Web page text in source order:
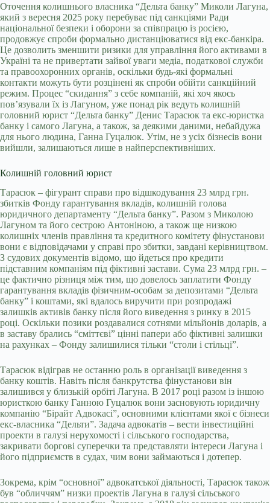
Оточення колишнього власника “Дельта банку” Миколи Лагуна,
який з вересня 2025 року перебуває під санкціями Ради
національної безпеки і оборони за співпрацю із росією,
продовжує спроби формально дистанціюватися від екс-банкіра.
Це дозволить зменшити ризики для управління його активами в
Україні та не привертати зайвої уваги медіа, податкової служби
та правоохоронних органів, оскільки будь-які формальні
контакти можуть бути розцінені як спроби обійти санкційний
режим. Процес “скидання” з себе компаній, які хоч якось
повʼязували їх із Лагуном, уже понад рік ведуть колишній
головний юрист “Дельта банку” Денис Тарасюк та екс-юристка
банку і самого Лагуна, а також, за деякими даними, небайдужа
для нього людина, Ганна Гуцалюк. Утім, не з усіх бізнесів вони
вийшли, залишаються лише в найперспективніших.
Колишній головний юрист
Тарасюк – фігурант справи про відшкодування 23 млрд грн.
збитків Фонду гарантування вкладів, колишній голова
юридичного департаменту “Дельта банку”. Разом з Миколою
Лагуном та його сестрою Антоніною, а також ще низкою
колишніх членів правління та кредитного комітету фінустанови
вони є відповідачами у справі про збитки, завдані керівництвом.
З судових документів відомо, що йдеться про кредити
підставним компаніям під фіктивні застави. Сума 23 млрд грн. –
це фактично різниця між тим, що довелось заплатити Фонду
гарантування вкладів фізичним-особам за депозитами “Дельта
банку” і коштами, які вдалось виручити при розпродажі
залишків активів банку після його виведення з ринку в 2015
році. Оскільки позики роздавалися сотнями мільйонів доларів, а
в заставу брались “сміттєві” цінні папери або фіктивні залишки
на рахунках – Фонду залишилися тільки “столи і стільці”.
Тарасюк відіграв не останню роль в організації виведення з
банку коштів. Навіть після банкрутства фінустанови він
залишився у близькій орбіті Лагуна. В 2017 році разом із іншою
юристкою банку Ганною Гуцалюк вони засновують юридичну
компанію “Бірайт Адвокасі”, основними клієнтами якої є бізнеси
екс-власника “Дельти”. Задача адвокатів – вести інвестиційні
проекти в галузі нерухомості і сільського господарства,
закривати боргові суперечки та представляти інтереси Лагуна і
його підприємств в судах, чим вони займаються і дотепер.
Зокрема, крім “основної” адвокатської діяльності, Тарасюк також
був “обличчям” низки проектів Лагуна в галузі сільського